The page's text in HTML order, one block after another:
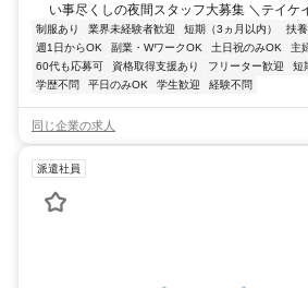
い事尽くしの夜間スタッフ大募集 ＼テイケ
制服あり 業界未経験者歓迎 短期（3ヵ月以内） 扶
週1日からOK
副業・WワークOK 土日祝のみOK 主
60代も応募可
資格取得支援あり フリーター歓迎 短
学歴不問
平日のみOK 学生歓迎 経験不問
同じ企業の求人
派遣社員